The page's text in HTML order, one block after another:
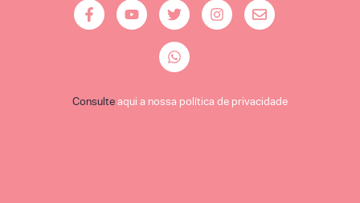
Consulte aqui a nossa política de privacidade